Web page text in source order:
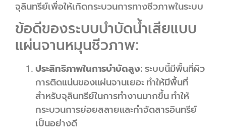
จุลินทรีย์เพื่อให้เกิดกระบวนการทางชีวภาพในระบบ
ข้อดีของระบบบำบัดน้ำเสียแบบ
แผ่นจานหมุนชีวภาพ:
ประสิทธิภาพในการบำบัดสูง: ระบบนี้มีพื้นที่ผิว
การติดแน่นของแผ่นจานเยอะ ทำให้มีพื้นที่
สำหรับจุลินทรีย์ในการทำงานมากขึ้น ทำให้
กระบวนการย่อยสลายและกำจัดสารอินทรีย์
เป็นอย่างดี